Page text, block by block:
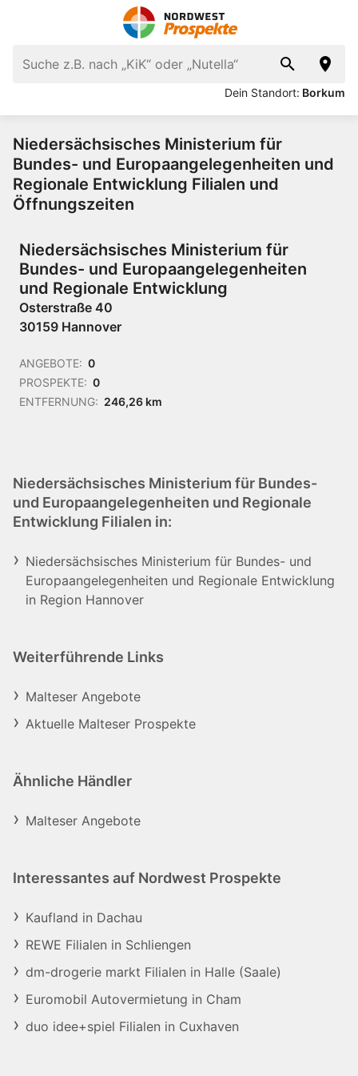
Dein Standort: Borkum
Niedersächsisches Ministerium für
Bundes- und Europaangelegenheiten und
Regionale Entwicklung Filialen und
Öffnungszeiten
Niedersächsisches Ministerium für
Bundes- und Europaangelegenheiten
und Regionale Entwicklung
Osterstraße 40
30159 Hannover
ANGEBOTE: 0
PROSPEKTE: 0
ENTFERNUNG: 246,26 km
Niedersächsisches Ministerium für Bundes-
und Europaangelegenheiten und Regionale
Entwicklung Filialen in:
Niedersächsisches Ministerium für Bundes- und
Europaangelegenheiten und Regionale Entwicklung
in Region Hannover
Weiterführende Links
Malteser Angebote
Aktuelle Malteser Prospekte
Ähnliche Händler
Malteser Angebote
Interessantes auf Nordwest Prospekte
Kaufland in Dachau
REWE Filialen in Schliengen
dm-drogerie markt Filialen in Halle (Saale)
Euromobil Autovermietung in Cham
duo idee+spiel Filialen in Cuxhaven